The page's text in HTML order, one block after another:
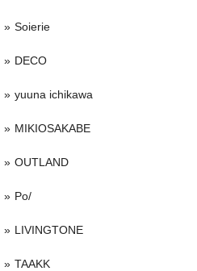
Soierie
DECO
yuuna ichikawa
MIKIOSAKABE
OUTLAND
Po/
LIVINGTONE
TAAKK